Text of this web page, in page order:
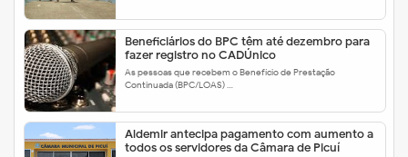
Beneficiários do BPC têm até dezembro para
fazer registro no CADÚnico
As pessoas que recebem o Benefício de Prestação
Continuada (BPC/LOAS) …
Aldemir antecipa pagamento com aumento a
todos os servidores da Câmara de Picuí